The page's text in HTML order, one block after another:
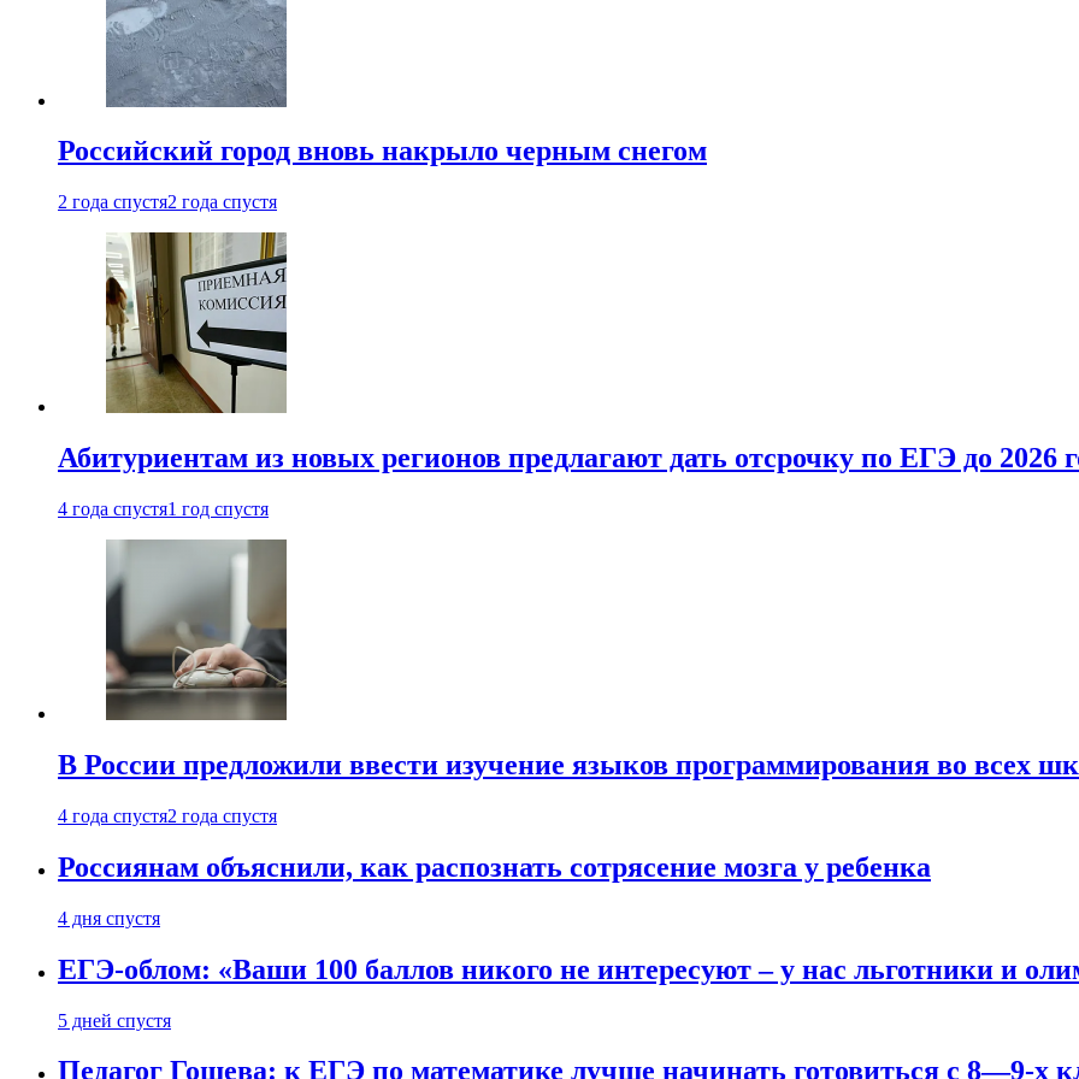
Российский город вновь накрыло черным снегом
2 года спустя2 года спустя
Абитуриентам из новых регионов предлагают дать отсрочку по ЕГЭ до 2026
4 года спустя1 год спустя
В России предложили ввести изучение языков программирования во всех
4 года спустя2 года спустя
Россиянам объяснили, как распознать сотрясение мозга у ребенка
4 дня спустя
ЕГЭ-облом: «Ваши 100 баллов никого не интересуют – у нас льготники и
5 дней спустя
Педагог Гошева: к ЕГЭ по математике лучше начинать готовиться с 8—9-х